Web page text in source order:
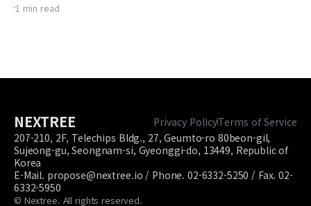
Enhancement Proposal) 기능들을 살펴봅니다. 📌 주요 학
1 min read
NEXTREE Privacy PolicyTerms of Service
207-210, 2F, Telechips Bldg., 27, Geumto-ro 80beon-gil,
Sujeong-gu, Seongnam-si, Gyeonggi-do, 13449, Republic of
Korea
E-Mail. propose@nextree.io / Phone. 02-6332-5250 / Fax. 02-
6332-5950
© Nextree. All rights reserved.